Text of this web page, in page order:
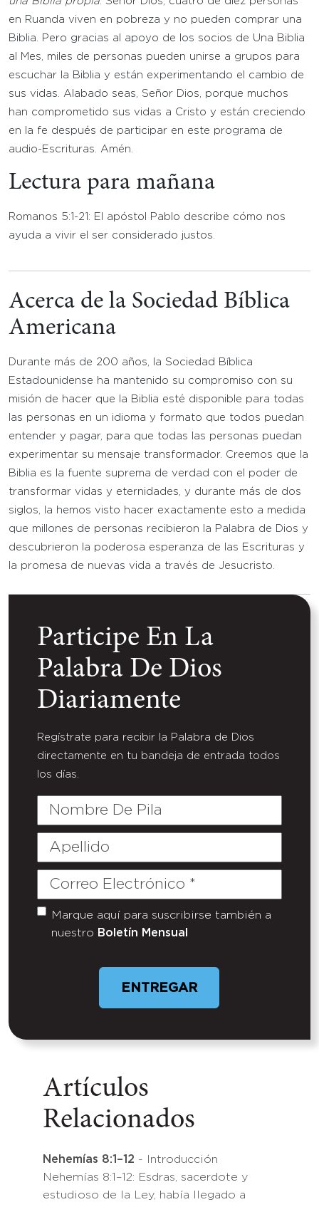
en Ruanda viven en pobreza y no pueden comprar una
Biblia. Pero gracias al apoyo de los socios de Una Biblia
al Mes, miles de personas pueden unirse a grupos para
escuchar la Biblia y están experimentando el cambio de
sus vidas. Alabado seas, Señor Dios, porque muchos
han comprometido sus vidas a Cristo y están creciendo
en la fe después de participar en este programa de
audio-Escrituras. Amén.
Lectura para mañana
Romanos 5:1-21: El apóstol Pablo describe cómo nos
ayuda a vivir el ser considerado justos.
Acerca de la Sociedad Bíblica
Americana
Durante más de 200 años, la Sociedad Bíblica
Estadounidense ha mantenido su compromiso con su
misión de hacer que la Biblia esté disponible para todas
las personas en un idioma y formato que todos puedan
entender y pagar, para que todas las personas puedan
experimentar su mensaje transformador. Creemos que la
Biblia es la fuente suprema de verdad con el poder de
transformar vidas y eternidades, y durante más de dos
siglos, la hemos visto hacer exactamente esto a medida
que millones de personas recibieron la Palabra de Dios y
descubrieron la poderosa esperanza de las Escrituras y
la promesa de nuevas vida a través de Jesucristo.
Participe En La
Palabra De Dios
Diariamente
Regístrate para recibir la Palabra de Dios
directamente en tu bandeja de entrada todos
los días.
Nombre
Pila
Apellido
Correo
Untitled
Marque aquí para suscribirse también a
nuestro Boletín Mensual
Artículos
Relacionados
Nehemías 8:1–12 - Introducción
Nehemías 8:1–12: Esdras, sacerdote y
estudioso de la Ley, había llegado a